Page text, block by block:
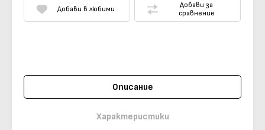
Добави в любими
Добави за
сравнение
Описание
Характеристики